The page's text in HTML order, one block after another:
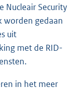
Nucleair Security
worden gedaan
uit
met de RID-
in het meer